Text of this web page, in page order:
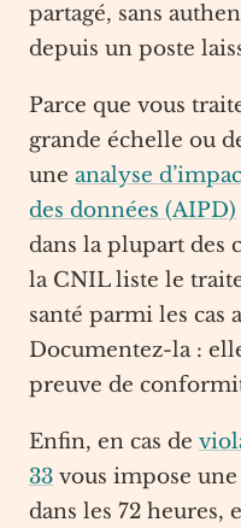
partagé, sans
depuis un poste
Parce que vous
grande échelle ou
une analyse
des données (AIPD)
dans la plupart des
la CNIL liste le
santé parmi les cas
Documentez-la :
preuve de
Enfin, en cas de
33 vous impose
dans les 72 heures,